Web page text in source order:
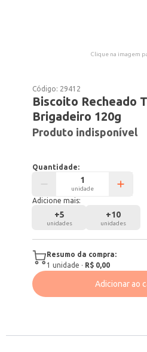
Clique na imagem
Código: 29412
Biscoito Recheado
Brigadeiro 120g
Produto indisponível
Quantidade:
unidade
Adicione mais:
+5
unidades
+10
unidades
Resumo da compra:
1 unidade · R$ 0,00
Adicionar ao